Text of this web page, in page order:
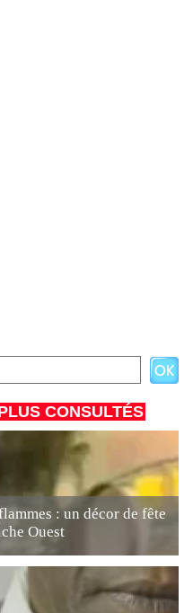
CONSULTÉS
: un décor de fête
Ouest